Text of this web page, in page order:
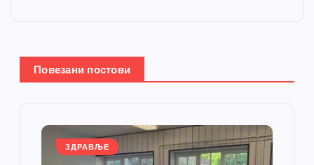
Повезани постови
ЗДРАВЉЕ